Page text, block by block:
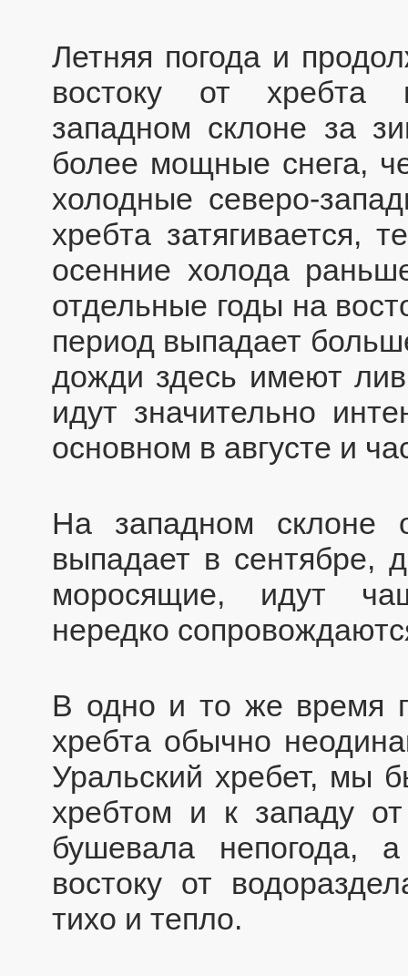
Летняя погода и
востоку от хребта
западном склоне за
более мощные снега,
холодные северо-
хребта затягивается,
осенние холода
отдельные годы на
период выпадает
дожди здесь имеют
идут значительно
основном в августе и
На западном склоне
выпадает в сентябре,
моросящие, идут
нередко
В одно и то же время
хребта обычно
Уральский хребет, мы
хребтом и к западу
бушевала непогода,
востоку от
тихо и тепло.